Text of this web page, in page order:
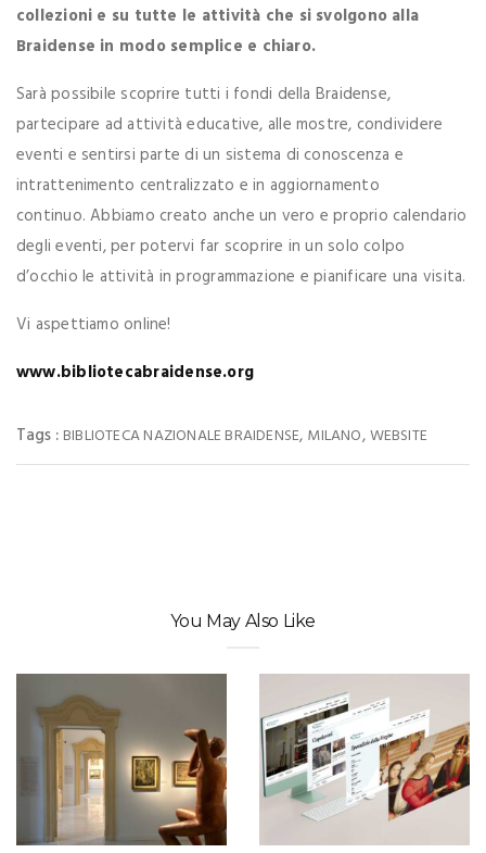
collezioni e su tutte le attività che si svolgono alla
Braidense in modo semplice e chiaro.
Sarà possibile scoprire tutti i fondi della Braidense,
partecipare ad attività educative, alle mostre, condividere
eventi e sentirsi parte di un sistema di conoscenza e
intrattenimento centralizzato e in aggiornamento
continuo. Abbiamo creato anche un vero e proprio calendario
degli eventi, per potervi far scoprire in un solo colpo
d’occhio le attività in programmazione e pianificare una visita.
Vi aspettiamo online!
www.bibliotecabraidense.org
Tags : BIBLIOTECA NAZIONALE BRAIDENSE, MILANO,WEBSITE
You May Also Like